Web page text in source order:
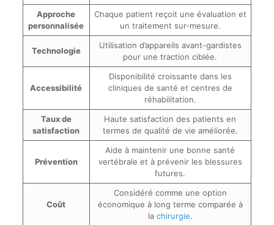
Approche
personnalisée
Chaque patient reçoit une évaluation et
un traitement sur-mesure.
Technologie
Utilisation d’appareils avant-gardistes
pour une traction ciblée.
Accessibilité
Disponibilité croissante dans les
cliniques de santé et centres de
réhabilitation.
Taux de
satisfaction
Haute satisfaction des patients en
termes de qualité de vie améliorée.
Prévention
Aide à maintenir une bonne santé
vertébrale et à prévenir les blessures
futures.
Coût
Considéré comme une option
économique à long terme comparée à
la chirurgie.